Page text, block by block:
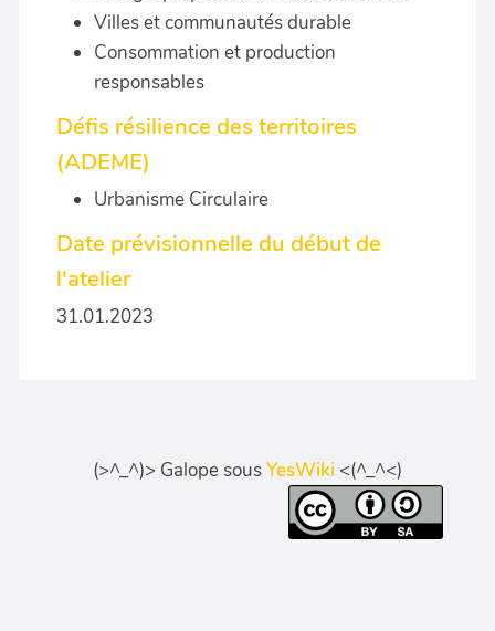
Villes et communautés durable
Consommation et production
responsables
Défis résilience des territoires
(ADEME)
Urbanisme Circulaire
Date prévisionnelle du début de
l'atelier
31.01.2023
(>^_^)> Galope sousYesWiki <(^_^<)